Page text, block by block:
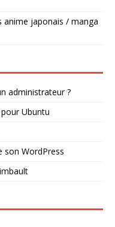
anime japonais / manga
administrateur ?
Ubuntu
son WordPress